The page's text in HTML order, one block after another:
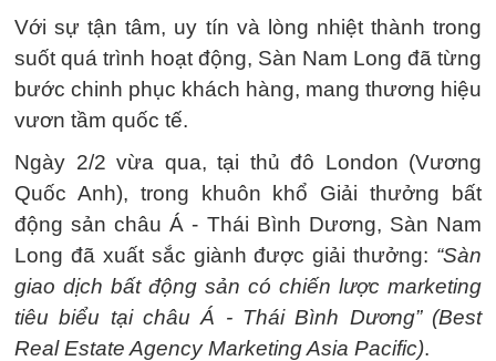
Với sự tận tâm, uy tín và lòng nhiệt thành trong
suốt quá trình hoạt động, Sàn Nam Long đã từng
bước chinh phục khách hàng, mang thương hiệu
vươn tầm quốc tế.
Ngày 2/2 vừa qua, tại thủ đô London (Vương
Quốc Anh), trong khuôn khổ Giải thưởng bất
động sản châu Á - Thái Bình Dương, Sàn Nam
Long đã xuất sắc giành được giải thưởng: “Sàn
giao dịch bất động sản có chiến lược marketing
tiêu biểu tại châu Á - Thái Bình Dương” (Best
Real Estate Agency Marketing Asia Pacific).